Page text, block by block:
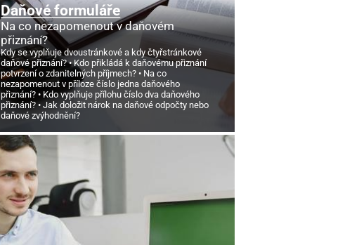
Daňové formuláře
Na co nezapomenout v daňovém
přiznání?
Kdy se vyplňuje dvoustránkové a kdy čtyřstránkové
daňové přiznání?
Kdo přikládá k daňovému přiznání
potvrzení o zdanitelných příjmech?
Na co
nezapomenout v příloze číslo jedna daňového
přiznání?
Kdo vyplňuje přílohu číslo dva daňového
přiznání?
Jak doložit nárok na daňové odpočty nebo
daňové zvýhodnění?